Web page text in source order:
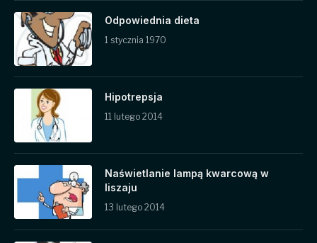
Odpowiednia dieta
1 stycznia 1970
Hipotrepsja
11 lutego 2014
Naświetlanie lampą kwarcową w
liszaju
13 lutego 2014